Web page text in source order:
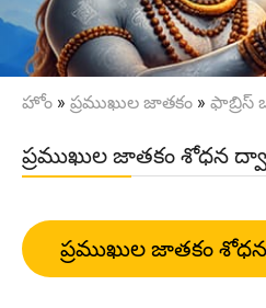
హోం » ప్రముఖుల జాతకం » ఫాబ్రిస్
ప్రముఖుల జాతకం శోధన
ప్రముఖుల జాతకం